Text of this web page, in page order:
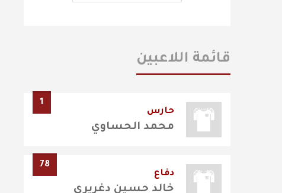
قائمة اللاعبين
1
حارس
محمد الحساوي
78
دفاع
خالد حسين دغريري